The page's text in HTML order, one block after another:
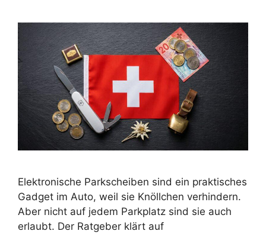
Elektronische Parkscheiben sind ein praktisches
Gadget im Auto, weil sie Knöllchen verhindern.
Aber nicht auf jedem Parkplatz sind sie auch
erlaubt. Der Ratgeber klärt auf